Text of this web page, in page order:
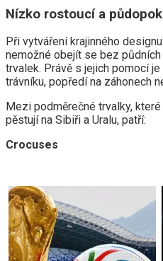
Nízko rostoucí a
Při vytváření krajinného
nemožné obejít se bez
trvalek. Právě s jejich pomocí
trávníku, popředí na záhonech
Mezi podměrečné trvalky,
pěstují na Sibiři a Uralu, patří:
Crocuses